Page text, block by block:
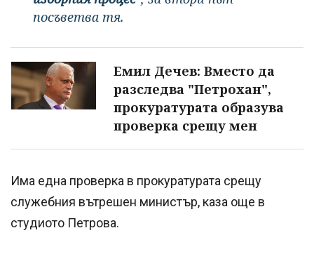
посъветва тя.
Емил Дечев: Вместо да
разследва "Петрохан",
прокуратурата образува
проверка срещу мен
Има една проверка в прокуратурата срещу
служебния вътрешен министър, каза още в
студиото Петрова.